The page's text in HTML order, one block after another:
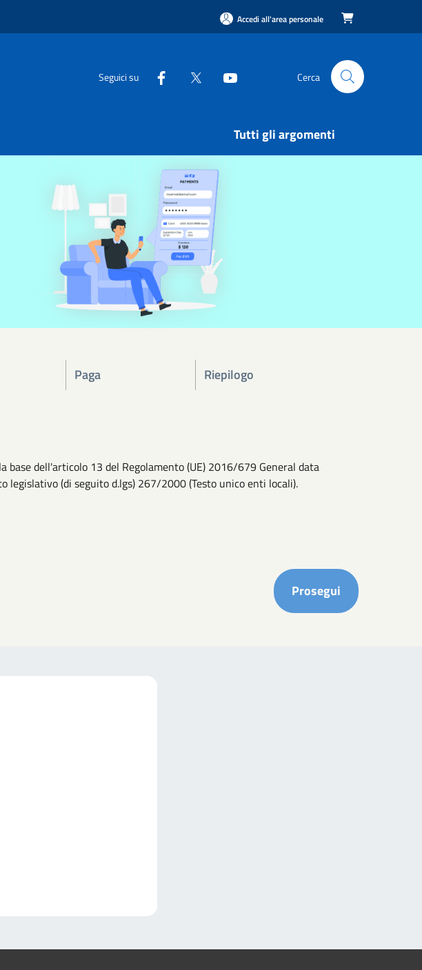
Accedi all'area personale 
Seguici su Cerca
Tutti gli argomenti
Paga Riepilogo
dell'articolo 13 del Regolamento (UE) 2016/679 General data
legislativo (di seguito d.lgs) 267/2000 (Testo unico enti locali).
Prosegui